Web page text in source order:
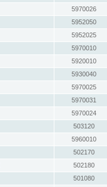
5970026
5952050
5952025
5970010
5920010
5930040
5970025
5970031
5970024
503120
5960010
502170
502180
501080